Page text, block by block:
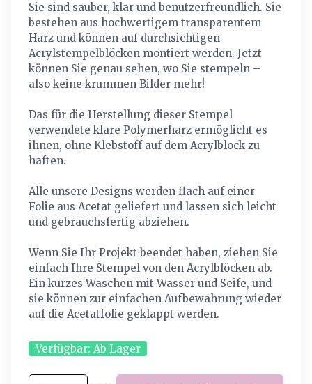
Sie sind sauber, klar und benutzerfreundlich. Sie
bestehen aus hochwertigem transparentem
Harz und können auf durchsichtigen
Acrylstempelblöcken montiert werden. Jetzt
können Sie genau sehen, wo Sie stempeln –
also keine krummen Bilder mehr!
Das für die Herstellung dieser Stempel
verwendete klare Polymerharz ermöglicht es
ihnen, ohne Klebstoff auf dem Acrylblock zu
haften.
Alle unsere Designs werden flach auf einer
Folie aus Acetat geliefert und lassen sich leicht
und gebrauchsfertig abziehen.
Wenn Sie Ihr Projekt beendet haben, ziehen Sie
einfach Ihre Stempel von den Acrylblöcken ab.
Ein kurzes Waschen mit Wasser und Seife, und
sie können zur einfachen Aufbewahrung wieder
auf die Acetatfolie geklappt werden.
Verfügbar: Ab Lager